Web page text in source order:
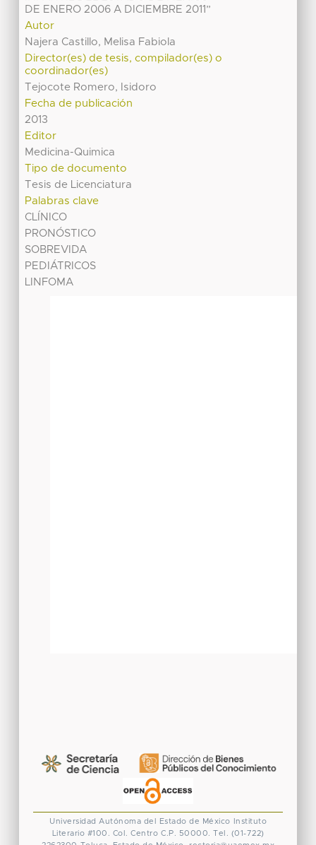
DE ENERO 2006 A DICIEMBRE 2011”
Autor
Najera Castillo, Melisa Fabiola
Director(es) de tesis, compilador(es) o
coordinador(es)
Tejocote Romero, Isidoro
Fecha de publicación
2013
Editor
Medicina-Quimica
Tipo de documento
Tesis de Licenciatura
Palabras clave
CLÍNICO
PRONÓSTICO
SOBREVIDA
PEDIÁTRICOS
LINFOMA
Universidad Autónoma del Estado de México
Instituto
Literario #100. Col. Centro C.P. 50000. Tel. (01-722)